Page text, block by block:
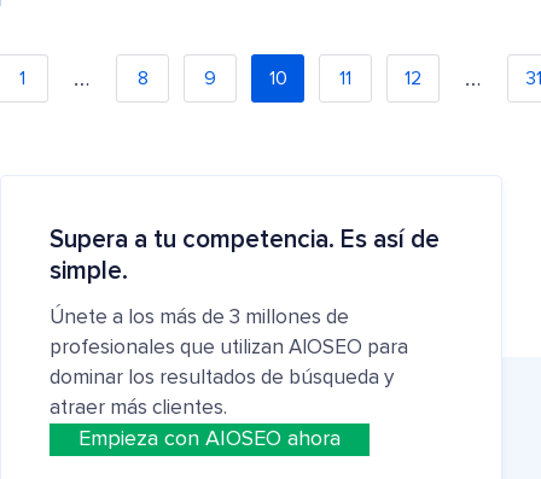
1 … 8 9 10 11 12 … 31
Supera a tu competencia. Es así de
simple.
Únete a los más de 3 millones de
profesionales que utilizan AIOSEO para
dominar los resultados de búsqueda y
atraer más clientes.
Empieza con AIOSEO ahora